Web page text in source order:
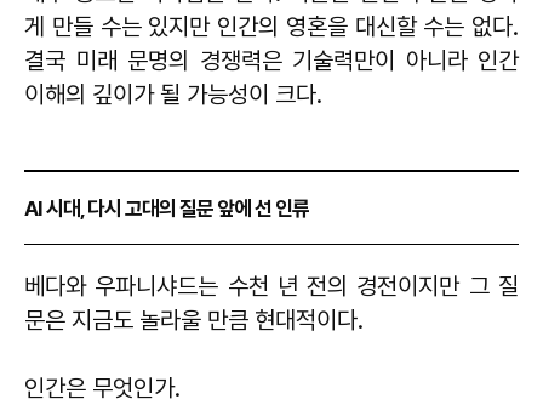
게 만들 수는 있지만 인간의 영혼을 대신할 수는 없다.
결국 미래 문명의 경쟁력은 기술력만이 아니라 인간
이해의 깊이가 될 가능성이 크다.
AI 시대, 다시 고대의 질문 앞에 선 인류
베다와 우파니샤드는 수천 년 전의 경전이지만 그 질
문은 지금도 놀라울 만큼 현대적이다.
인간은 무엇인가.